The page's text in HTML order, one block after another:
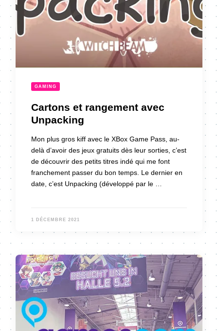
GAMING
Cartons et rangement avec
Unpacking
Mon plus gros kiff avec le XBox Game Pass, au-
delà d’avoir des jeux gratuits dès leur sorties, c’est
de découvrir des petits titres indé qui me font
franchement passer du bon temps. Le dernier en
date, c’est Unpacking (développé par le …
1 DÉCEMBRE 2021